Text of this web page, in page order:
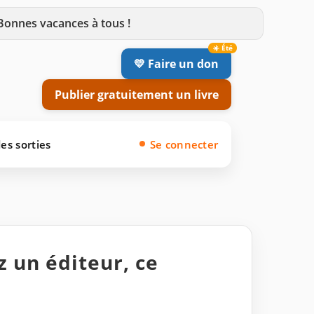
vacances à tous !
💛 Faire un don
Publier gratuitement un livre
sorties Se connecter
un éditeur, ce